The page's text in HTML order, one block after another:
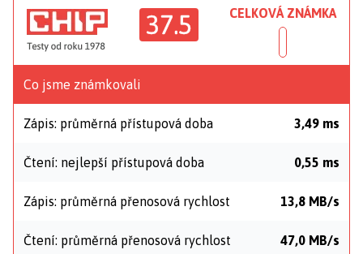
37.5 CELKOVÁ ZNÁMKA
Co jsme známkovali
Zápis: průměrná přístupová doba 3,49 ms
Čtení: nejlepší přístupová doba 0,55 ms
Zápis: průměrná přenosová rychlost 13,8 MB/s
Čtení: průměrná přenosová rychlost 47,0 MB/s